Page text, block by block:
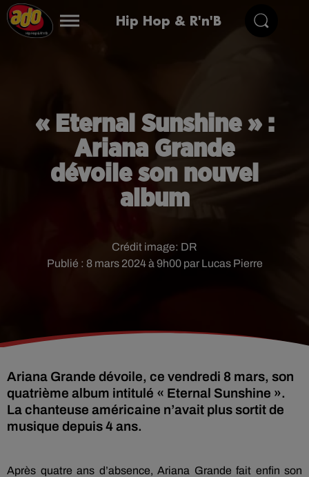
Hip Hop & R'n'B
« Eternal Sunshine » :
Ariana Grande
dévoile son nouvel
album
Publié : 8 mars 2024 à 9h00 par Lucas Pierre
Crédit image: DR
Ariana Grande dévoile, ce vendredi 8 mars, son
quatrième album intitulé « Eternal Sunshine ».
La chanteuse américaine n’avait plus sortit de
musique depuis 4 ans.
Après quatre ans d’absence, Ariana Grande fait enfin son